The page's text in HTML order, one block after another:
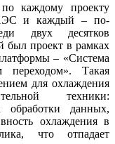
каждому проекту
и каждый – по-
двух десятков
был проект в рамках
– «Система
переходом». Такая
для охлаждения
техники:
обработки данных,
охлаждения в
что отпадает